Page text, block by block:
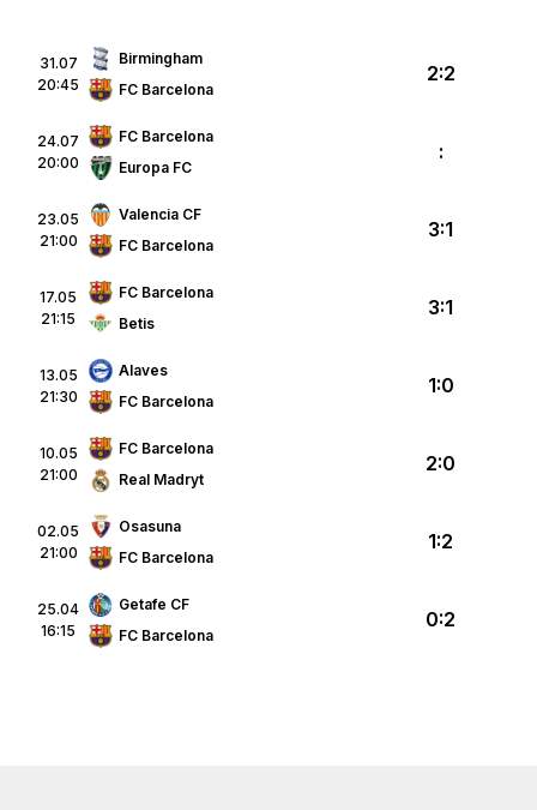
31.07
20:45
Birmingham
FC Barcelona
2:2
24.07
20:00
FC Barcelona
Europa FC
:
23.05
21:00
Valencia CF
FC Barcelona
3:1
17.05
21:15
FC Barcelona
Betis
3:1
13.05
21:30
Alaves
FC Barcelona
1:0
10.05
21:00
FC Barcelona
Real Madryt
2:0
02.05
21:00
Osasuna
FC Barcelona
1:2
25.04
16:15
Getafe CF
FC Barcelona
0:2